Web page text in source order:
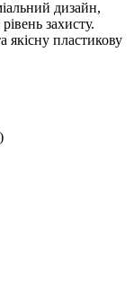
дизайн,
захисту.
якісну пластикову